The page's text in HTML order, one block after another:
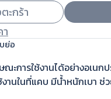
ะกร้า
ย่อ
ะการใช้งานได้อย่างอเนก
งานในที่แคบ มีน้ำหนักเบา